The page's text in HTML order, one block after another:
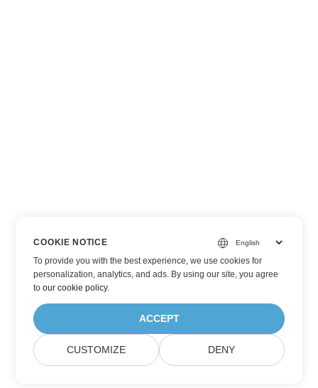
COOKIE NOTICE
To provide you with the best experience, we use cookies for
personalization, analytics, and ads. By using our site, you agree
toour cookie policy.
ACCEPT
CUSTOMIZE DENY